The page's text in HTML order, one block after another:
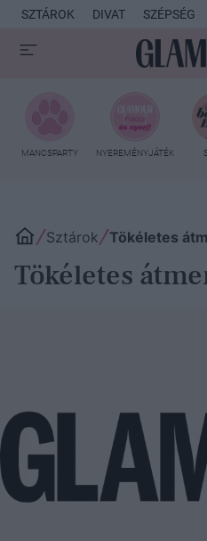
SZTÁROK DIVAT SZÉPSÉG
MANCSPARTY NYEREMÉNYJÁTÉK
Sztárok Tökéletes
Tökéletes